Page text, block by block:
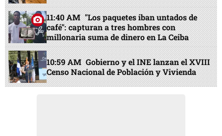
11:40 AM "Los paquetes iban untados de
café": capturan a tres hombres con
millonaria suma de dinero en La Ceiba
10:59 AM Gobierno y el INE lanzan el XVIII
Censo Nacional de Población y Vivienda